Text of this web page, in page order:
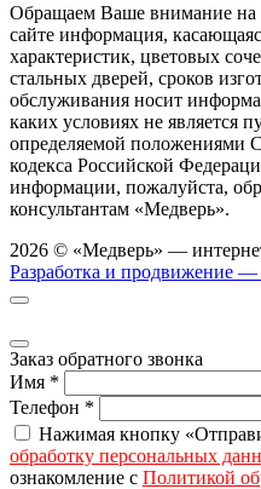
Обращаем Ваше внимание на
сайте информация,
характеристик, цветовых
стальных дверей, сроков
обслуживания носит
каких условиях не является
определяемой положениями
кодекса Российской
информации, пожалуйста,
консультантам «Медверь».
2026 © «Медверь» —
Разработка и продвижение
Заказ обратного звонка
Имя *
Телефон *
Нажимая кнопку
обработку персональных
ознакомление с Политикой